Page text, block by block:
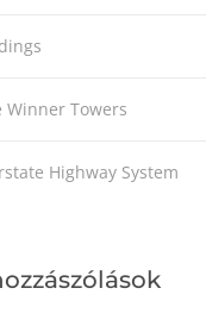
Towers
Highway System